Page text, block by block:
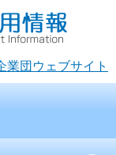
業団ウェブサイト